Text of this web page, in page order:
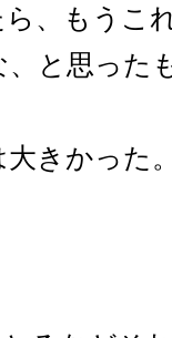
、もうこ
と思った
きかった